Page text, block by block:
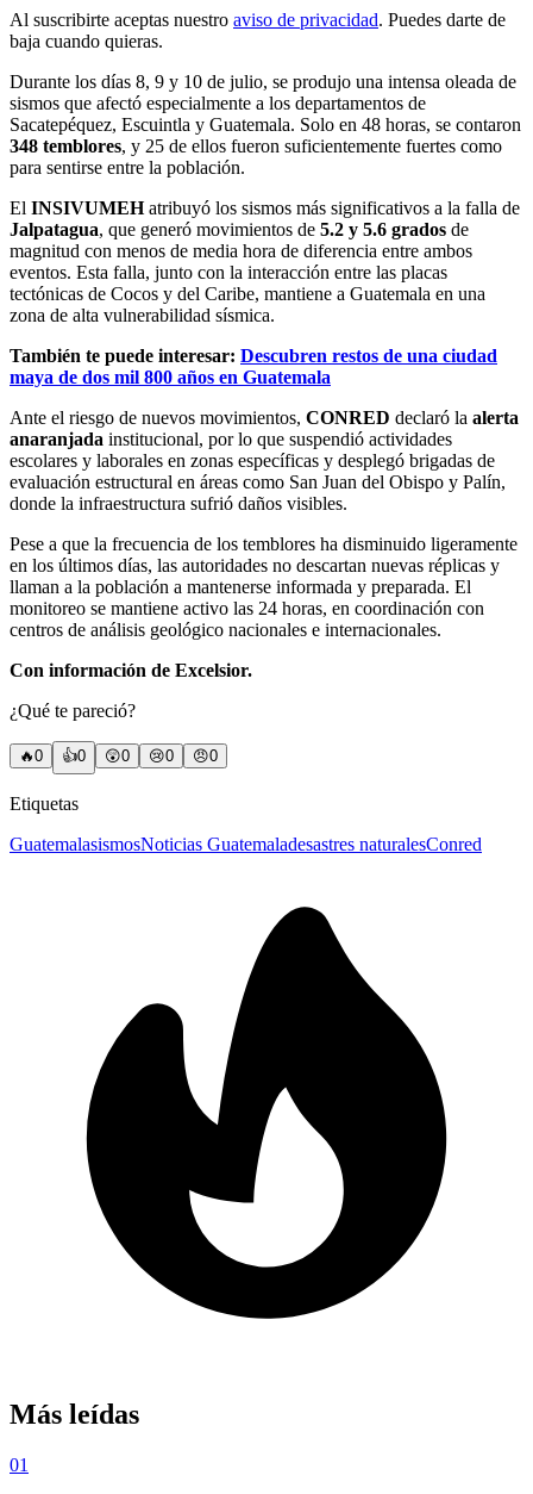
Al suscribirte aceptas nuestro aviso de privacidad. Puedes darte de
baja cuando quieras.
Durante los días 8, 9 y 10 de julio, se produjo una intensa oleada de
sismos que afectó especialmente a los departamentos de
Sacatepéquez, Escuintla y Guatemala. Solo en 48 horas, se contaron
348 temblores, y 25 de ellos fueron suficientemente fuertes como
para sentirse entre la población.
El INSIVUMEHatribuyó los sismos más significativos a la falla de
Jalpatagua, que generó movimientos de 5.2 y 5.6 grados de
magnitud con menos de media hora de diferencia entre ambos
eventos. Esta falla, junto con la interacción entre las placas
tectónicas de Cocos y del Caribe, mantiene a Guatemala en una
zona de alta vulnerabilidad sísmica.
También te puede interesar: Descubren restos de una ciudad
maya de dos mil 800 años en Guatemala
Ante el riesgo de nuevos movimientos, CONRED declaró la alerta
anaranjada institucional, por lo que suspendió actividades
escolares y laborales en zonas específicas y desplegó brigadas de
evaluación estructural en áreas como San Juan del Obispo y Palín,
donde la infraestructura sufrió daños visibles.
Pese a que la frecuencia de los temblores ha disminuido ligeramente
en los últimos días, las autoridades no descartan nuevas réplicas y
llaman a la población a mantenerse informada y preparada. El
monitoreo se mantiene activo las 24 horas, en coordinación con
centros de análisis geológico nacionales e internacionales.
Con información de Excelsior.
¿Qué te pareció?
🔥0 👍0 😲0 😢0 😠0
Etiquetas
GuatemalasismosNoticias Guatemaladesastres naturalesConred
Más leídas
01